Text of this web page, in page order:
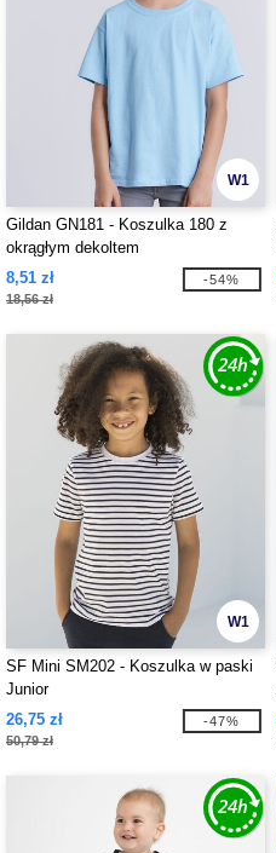
W1
Gildan GN181 - Koszulka 180 z
okrągłym dekoltem
8,51 zł
18,56 zł
-54%
W1
SF Mini SM202 - Koszulka w paski
Junior
26,75 zł
50,79 zł
-47%